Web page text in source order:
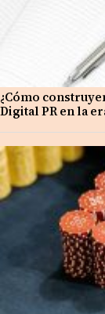
¿Cómo
Digital PR en la